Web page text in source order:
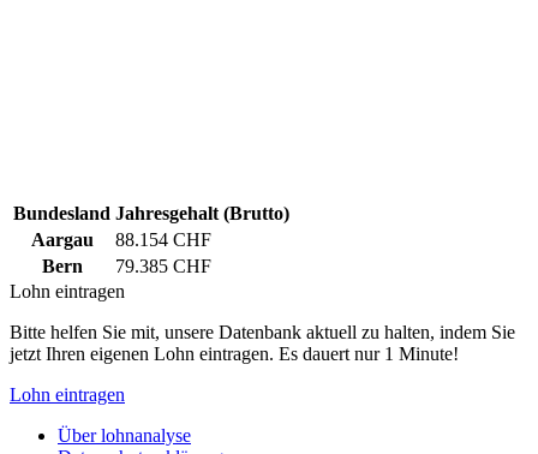
Bundesland Jahresgehalt (Brutto)
Aargau
88.154 CHF
Bern
79.385 CHF
Lohn eintragen
Bitte helfen Sie mit, unsere Datenbank aktuell zu halten, indem Sie
jetzt Ihren eigenen Lohn eintragen. Es dauert nur 1 Minute!
Lohn eintragen
Über lohnanalyse